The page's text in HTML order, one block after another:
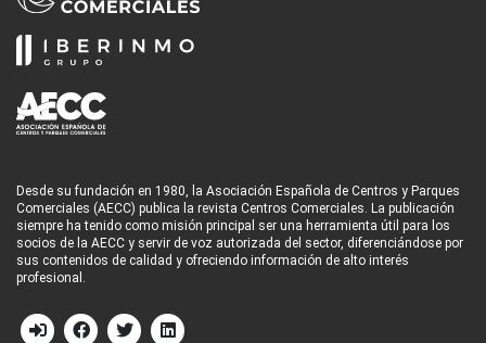
Desde su fundación en 1980, la Asociación Española de Centros y Parques
Comerciales (AECC) publica la revista Centros Comerciales. La publicación
siempre ha tenido como misión principal ser una herramienta útil para los
socios de la AECC y servir de voz autorizada del sector, diferenciándose por
sus contenidos de calidad y ofreciendo información de alto interés
profesional.